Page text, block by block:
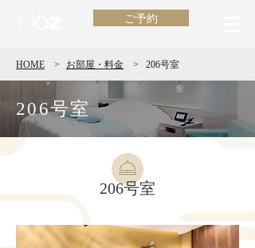
ご予約
HOME > ​お部屋・料金 > 206号室
206号室
206号室